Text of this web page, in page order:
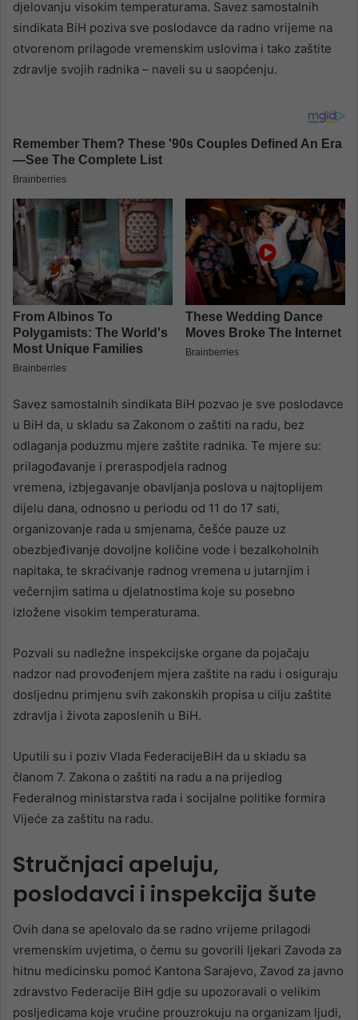
djelovanju visokim temperaturama. Savez samostalnih
sindikata BiH poziva sve poslodavce da radno vrijeme na
otvorenom prilagode vremenskim uslovima i tako zaštite
zdravlje svojih radnika – naveli su u saopćenju.
Savez samostalnih sindikata BiH pozvao je sve poslodavce
u BiH da, u skladu sa Zakonom o zaštiti na radu, bez
odlaganja poduzmu mjere zaštite radnika. Te mjere su:
prilagođavanje i preraspodjela radnog
vremena, izbjegavanje obavljanja poslova u najtoplijem
dijelu dana, odnosno u periodu od 11 do 17 sati,
organizovanje rada u smjenama, češće pauze uz
obezbjeđivanje dovoljne količine vode i bezalkoholnih
napitaka, te skraćivanje radnog vremena u jutarnjim i
večernjim satima u djelatnostima koje su posebno
izložene visokim temperaturama.
Pozvali su nadležne inspekcijske organe da pojačaju
nadzor nad provođenjem mjera zaštite na radu i osiguraju
dosljednu primjenu svih zakonskih propisa u cilju zaštite
zdravlja i života zaposlenih u BiH.
Uputili su i poziv Vlada FederacijeBiH da u skladu sa
članom 7. Zakona o zaštiti na radu a na prijedlog
Federalnog ministarstva rada i socijalne politike formira
Vijeće za zaštitu na radu.
Stručnjaci apeluju,
poslodavci i inspekcija šute
Ovih dana se apelovalo da se radno vrijeme prilagodi
vremenskim uvjetima, o čemu su govorili ljekari Zavoda za
hitnu medicinsku pomoć Kantona Sarajevo, Zavod za javno
zdravstvo Federacije BiH gdje su upozoravali o velikim
posljedicama koje vrućine prouzrokuju na organizam ljudi,